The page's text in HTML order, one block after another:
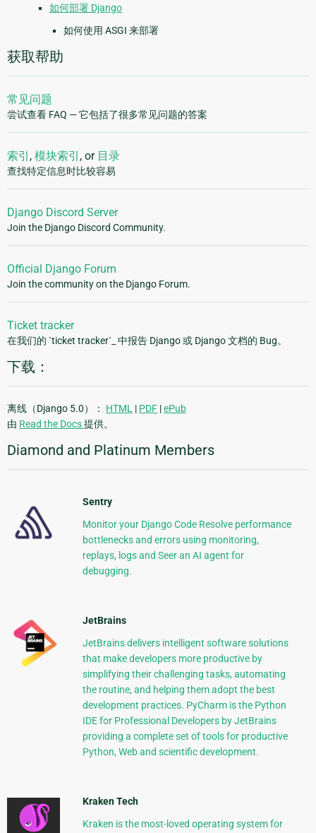
如何部署 Django
如何使用 ASGI 来部署
获取帮助
常见问题
尝试查看 FAQ — 它包括了很多常见问题的答案
索引 , 模块索引 , or 目录
查找特定信息时比较容易
Django Discord Server
Join the Django Discord Community.
Official Django Forum
Join the community on the Django Forum.
Ticket tracker
在我们的 `ticket tracker`_ 中报告 Django 或 Django 文档的 Bug。
下载：
离线（Django 5.0）： HTML | PDF |ePub
由 Read the Docs提供。
Diamond and Platinum Members
Sentry
Monitor your Django Code Resolve performance
bottlenecks and errors using monitoring,
replays, logs and Seer an AI agent for
debugging.
JetBrains
JetBrains delivers intelligent software solutions
that make developers more productive by
simplifying their challenging tasks, automating
the routine, and helping them adopt the best
development practices. PyCharm is the Python
IDE for Professional Developers by JetBrains
providing a complete set of tools for productive
Python, Web and scientific development.
Kraken Tech
Kraken is the most-loved operating system for